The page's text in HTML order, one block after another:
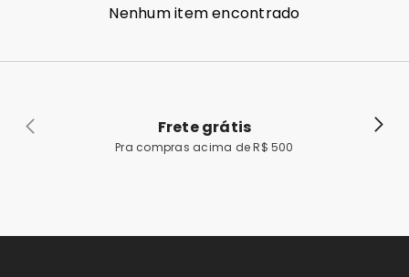
Nenhum item encontrado
Frete grátis
Pra compras acima de R$ 500